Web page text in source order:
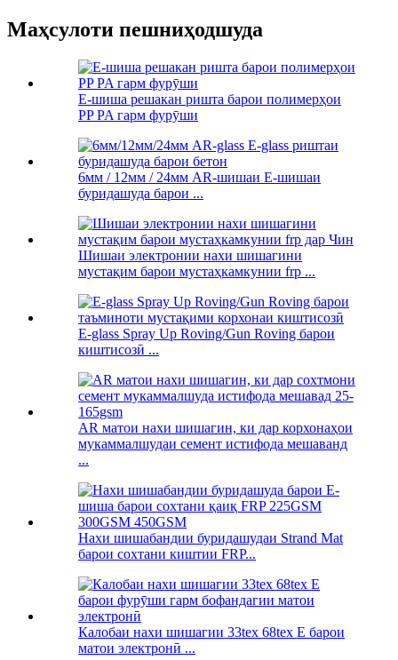
Маҳсулоти пешниҳодшуда
E-шиша решакан ришта барои полимерҳои
PP PA гарм фурӯши
6мм / 12мм / 24мм AR-шишаи E-шишаи
буридашуда барои ...
Шишаи электронии нахи шишагини
мустақим барои мустаҳкамкунии frp ...
E-glass Spray Up Roving/Gun Roving барои
киштисозӣ ...
AR матои нахи шишагин, ки дар корхонаҳои
мукаммалшудаи семент истифода мешаванд
...
Нахи шишабандии буридашудаи Strand Mat
барои сохтани киштии FRP...
Калобаи нахи шишагии 33tex 68tex E барои
матои электронӣ ...